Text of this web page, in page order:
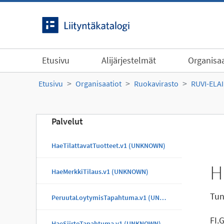
Etusivu Alijärjestelmät
Etusivu Organisaatiot Ruokavirasto RUVI-
Palvelut
HaeTilattavatTuotteet.v1 (UNKNOWN)
HaeMerkkiTilaus.v1 (UNKNOWN)
PeruutaLoytymisTapahtuma.v1 (UNKNOWN)